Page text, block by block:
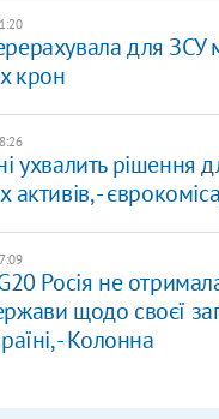
для
крон
ухвалить рішення
активів, -
Росія не
щодо своєї
- Колонна